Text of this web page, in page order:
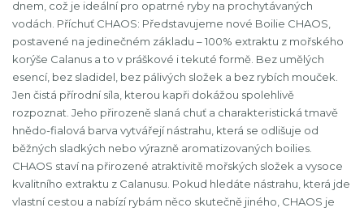
dnem, což je ideální pro opatrné ryby na prochytávaných
vodách. Příchuť CHAOS: Představujeme nové Boilie CHAOS,
postavené na jedinečném základu – 100% extraktu z mořského
korýše Calanus a to v práškové i tekuté formě. Bez umělých
esencí, bez sladidel, bez pálivých složek a bez rybích mouček.
Jen čistá přírodní síla, kterou kapři dokážou spolehlivě
rozpoznat. Jeho přirozeně slaná chuť a charakteristická tmavě
hnědo-fialová barva vytvářejí nástrahu, která se odlišuje od
běžných sladkých nebo výrazně aromatizovaných boilies.
CHAOS staví na přirozené atraktivitě mořských složek a vysoce
kvalitního extraktu z Calanusu. Pokud hledáte nástrahu, která jde
vlastní cestou a nabízí rybám něco skutečně jiného, CHAOS je